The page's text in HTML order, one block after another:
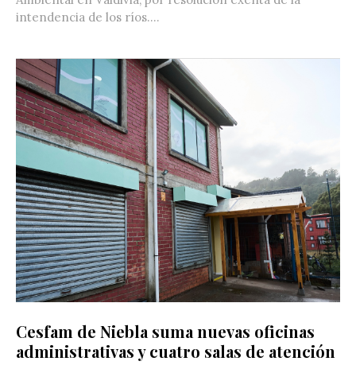
intendencia de los ríos....
Cesfam de Niebla suma nuevas oficinas
administrativas y cuatro salas de atención